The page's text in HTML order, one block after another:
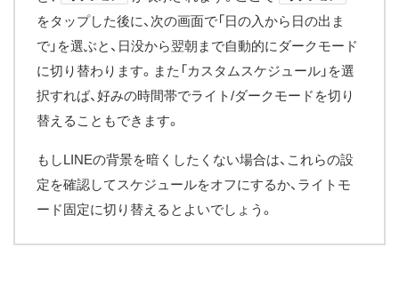
をタップした後に、次の画面で「日の入から日の出ま
で」を選ぶと、日没から翌朝まで自動的にダークモード
に切り替わります。また「カスタムスケジュール」を選
択すれば、好みの時間帯でライト/ダークモードを切り
替えることもできます。
もしLINEの背景を暗くしたくない場合は、これらの設
定を確認してスケジュールをオフにするか、ライトモ
ード固定に切り替えるとよいでしょう。